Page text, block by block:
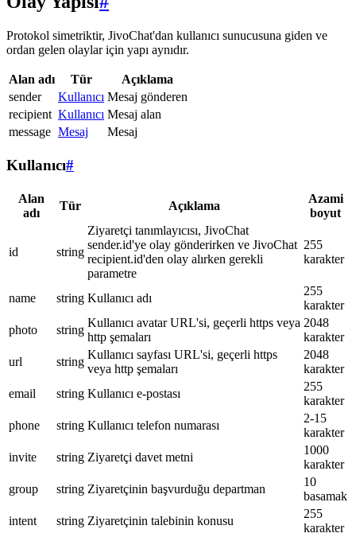
Protokol simetriktir, JivoChat'dan kullanıcı sunucusuna giden ve
ordan gelen olaylar için yapı aynıdır.
Alan adı Tür
Açıklama
sender
Kullanıcı Mesaj gönderen
recipient Kullanıcı Mesaj alan
message Mesaj Mesaj
Kullanıcı#
Alan
adı
Tür Açıklama
Azami
boyut
id string
Ziyaretçi tanımlayıcısı, JivoChat
sender.id'ye olay gönderirken ve JivoChat
recipient.id'den olay alırken gerekli
parametre
255
karakter
name string Kullanıcı adı
255
karakter
photo
string
Kullanıcı avatar URL'si, geçerli https veya
http şemaları
2048
karakter
url
string
Kullanıcı sayfası URL'si, geçerli https
veya http şemaları
2048
karakter
email
string Kullanıcı e-postası
255
karakter
phone
string Kullanıcı telefon numarası
2-15
karakter
invite
string Ziyaretçi davet metni
1000
karakter
group
string Ziyaretçinin başvurduğu departman
10
basamak
intent
string Ziyaretçinin talebinin konusu
255
karakter